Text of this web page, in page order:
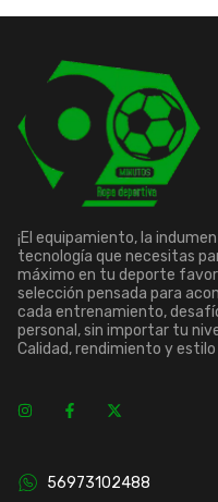
¡El equipamiento, la
tecnología que necesitas
máximo en tu deporte
selección pensada para
cada entrenamiento,
personal, sin importar tu
Calidad, rendimiento y estilo
56973102488